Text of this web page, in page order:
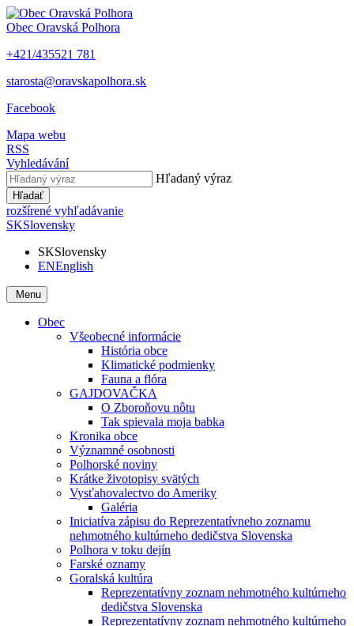
Obec Oravská Polhora
+421/435521 781
starosta@oravskapolhora.sk
Facebook
Mapa webu
RSS
Vyhledávání
Hľadaný výraz
Hľadať
rozšírené vyhľadávanie
SKSlovensky
SKSlovensky
ENEnglish
Menu
Obec
Všeobecné informácie
História obce
Klimatické podmienky
Fauna a flóra
GAJDOVAČKA
O Zboroňovu nôtu
Tak spievala moja babka
Kronika obce
Významné osobnosti
Polhorské noviny
Krátke životopisy svätých
Vysťahovalectvo do Ameriky
Galéria
Iniciatíva zápisu do Reprezentatívneho zoznamu
nehmotného kultúrneho dedičstva Slovenska
Polhora v toku dejín
Farské oznamy
Goralská kultúra
Reprezentatívny zoznam nehmotného kultúrneho
dedičstva Slovenska
Reprezentatívny zoznam nehmotného kultúrneho